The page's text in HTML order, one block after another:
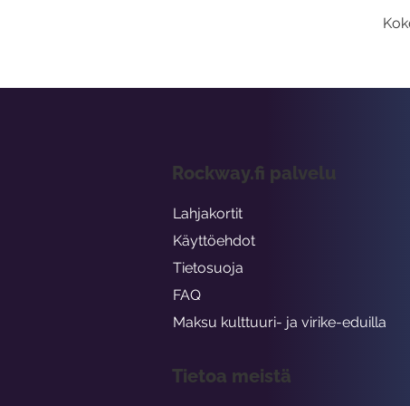
Rockway.fi palvelu
Lahjakortit
Käyttöehdot
Tietosuoja
FAQ
Maksu kulttuuri- ja virike-eduilla
Tietoa meistä